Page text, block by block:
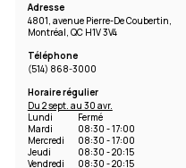
Adresse
4801, avenue Pierre-De Coubertin,
Montréal, QC H1V 3V4
Téléphone
(514) 868-3000
Horaire régulier
Du 2 sept. au 30 avr.
Lundi
Fermé
Mardi
08:30 - 17:00
Mercredi
08:30 - 17:00
Jeudi
08:30 - 20:15
Vendredi
08:30 - 20:15